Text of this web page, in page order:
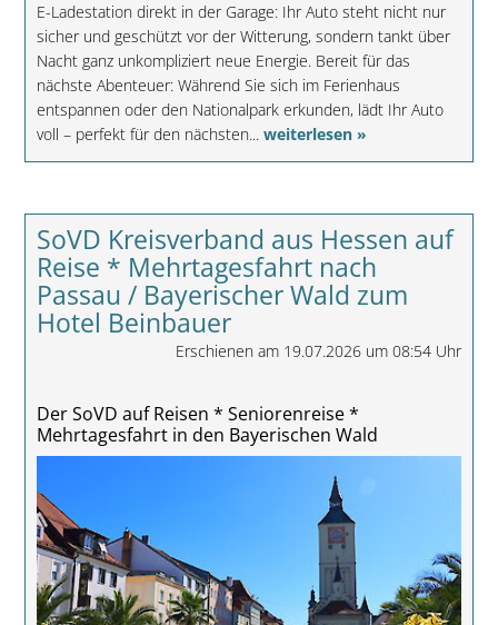
E-Ladestation direkt in der Garage: Ihr Auto steht nicht nur
sicher und geschützt vor der Witterung, sondern tankt über
Nacht ganz unkompliziert neue Energie. Bereit für das
nächste Abenteuer: Während Sie sich im Ferienhaus
entspannen oder den Nationalpark erkunden, lädt Ihr Auto
voll – perfekt für den nächsten... weiterlesen »
SoVD Kreisverband aus Hessen auf
Reise * Mehrtagesfahrt nach
Passau / Bayerischer Wald zum
Hotel Beinbauer
Erschienen am 19.07.2026 um 08:54 Uhr
Der SoVD auf Reisen * Seniorenreise *
Mehrtagesfahrt in den Bayerischen Wald